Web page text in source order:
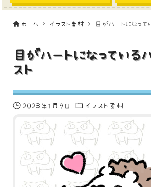
ホーム イラスト素材 目がハートになって
目がハートになっている
スト
2023年1月9日 イラスト素材